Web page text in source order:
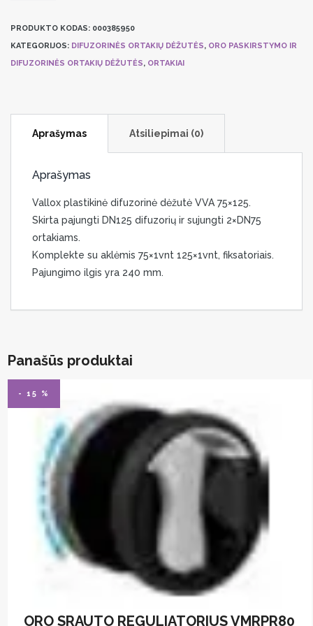
difuzoriaus
dėžutė
VVA
PRODUKTO KODAS: 000385950
KATEGORIJOS: DIFUZORINĖS ORTAKIŲ DĖŽUTĖS, ORO PASKIRSTYMO IR
DIFUZORINĖS ORTAKIŲ DĖŽUTĖS, ORTAKIAI
Aprašymas Atsiliepimai (0)
Aprašymas
Vallox plastikinė difuzorinė dėžutė VVA 75×125.
Skirta pajungti DN125 difuzorių ir sujungti 2×DN75
ortakiams.
Komplekte su aklėmis 75×1vnt 125×1vnt, fiksatoriais.
Pajungimo ilgis yra 240 mm.
Panašūs produktai
- 15 %
ORO SRAUTO REGULIATORIUS VMRPR80